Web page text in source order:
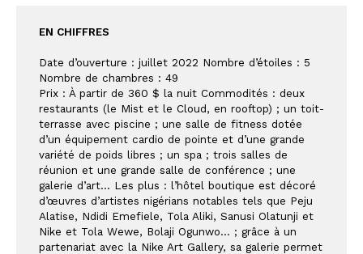
EN CHIFFRES
Date d’ouverture : juillet 2022 Nombre d’étoiles : 5
Nombre de chambres : 49
Prix : À partir de 360 $ la nuit Commodités : deux
restaurants (le Mist et le Cloud, en rooftop) ; un toit-
terrasse avec piscine ; une salle de fitness dotée
d’un équipement cardio de pointe et d’une grande
variété de poids libres ; un spa ; trois salles de
réunion et une grande salle de conférence ; une
galerie d’art... Les plus : l’hôtel boutique est décoré
d’œuvres d’artistes nigérians notables tels que Peju
Alatise, Ndidi Emefiele, Tola Aliki, Sanusi Olatunji et
Nike et Tola Wewe, Bolaji Ogunwo... ; grâce à un
partenariat avec la Nike Art Gallery, sa galerie permet